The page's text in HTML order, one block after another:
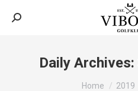
Search:
Daily Archives:
You are here:
Home 2019